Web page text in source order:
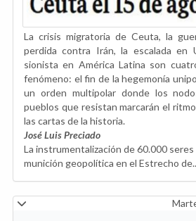
La crisis migratoria de Ceuta, la
perdida contra Irán, la escalada en
sionista en América Latina son
fenómeno: el fin de la hegemonía
un orden multipolar donde los
pueblos que resistan marcarán el
las cartas de la historia.
José Luis Preciado
La instrumentalización de 60.000 seres
munición geopolítica en el Estrecho